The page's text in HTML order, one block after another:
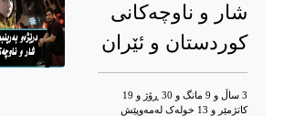
شار و ناوچەکانی
کوردستان و ئێران
3 ساڵ و 9 مانگ و 30 ڕۆژ و 19
کاتژمێر و 13 خوله‌ک له‌مه‌وپێش‌